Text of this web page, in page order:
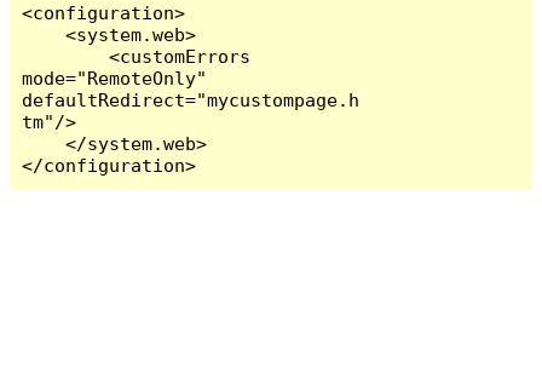
<configuration>
    <system.web>
        <customErrors
mode="RemoteOnly"
defaultRedirect="mycustompage.h
tm"/>
    </system.web>
</configuration>